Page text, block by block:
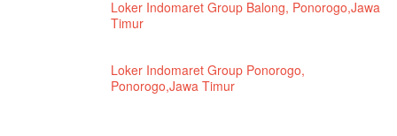
Loker Indomaret Group Balong, Ponorogo,Jawa
Timur
Loker Indomaret Group Ponorogo,
Ponorogo,Jawa Timur